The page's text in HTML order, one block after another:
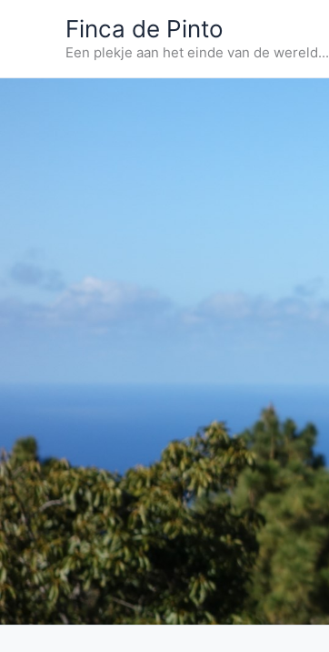
inhoud
Finca de Pinto
Een plekje aan het einde van de wereld...